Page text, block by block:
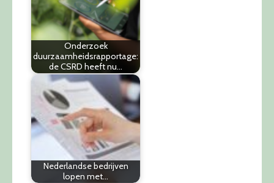
Onderzoek
duurzaamheidsrapportage:
de CSRD heeft nu…
Nederlandse bedrijven
lopen met…